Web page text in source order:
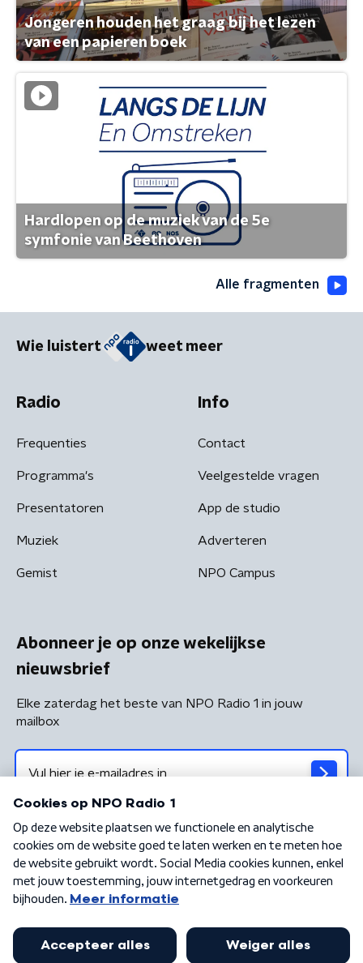
Jongeren houden het graag bij het lezen
van een papieren boek
Hardlopen op de muziek van de 5e
symfonie van Beethoven
Alle fragmenten
Wie luistert weet meer
Radio
Frequenties
Programma's
Presentatoren
Muziek
Gemist
Info
Contact
Veelgestelde vragen
App de studio
Adverteren
NPO Campus
Abonneer je op onze wekelijkse
nieuwsbrief
Elke zaterdag het beste van NPO Radio 1 in jouw
mailbox
Algemene voorwaarden